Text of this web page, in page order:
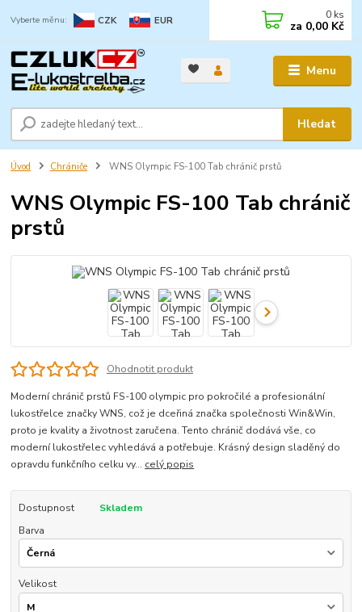
Menu
CZK EUR
Hledat
0 ks
za 0,00 Kč
Úvod Chrániče WNS Olympic FS-100 Tab chránič prstů
WNS Olympic FS-100 Tab chránič
prstů
Ohodnotit produkt
Moderní chránič prstů FS-100 olympic pro pokročilé a profesionální
lukostřelce značky WNS, což je dceřiná značka společnosti Win&Win,
proto je kvality a životnost zaručena. Tento chránič dodává vše, co
moderní lukostřelec vyhledává a potřebuje. Krásný design sladěný do
opravdu funkčního celku vy... celý popis
Dostupnost
Skladem
Barva
Velikost